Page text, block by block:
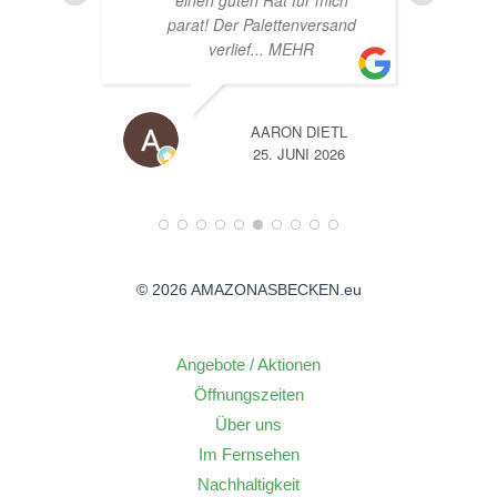
A
14. JUNI 2026
© 2026 AMAZONASBECKEN.eu
Angebote / Aktionen
Öffnungszeiten
Über uns
Im Fernsehen
Nachhaltigkeit